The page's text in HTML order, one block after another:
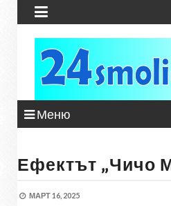

Меню
Ефектът „Чичо
МАРТ 16, 2025